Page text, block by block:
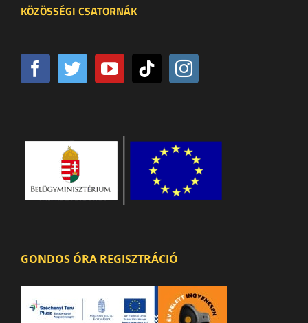
KÖZÖSSÉGI CSATORNÁK
GONDOS ÓRA REGISZTRÁCIÓ